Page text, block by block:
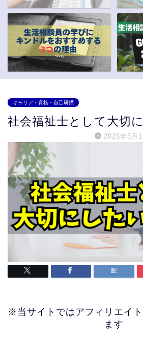
キャリア・資格・自己研鑽
社会福祉士として大切
2025年5月
※当サイトではアフィリエイ
ます